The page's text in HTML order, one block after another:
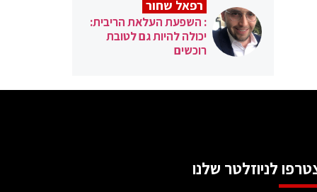
רפאל שחור
: השפעת העלאת הריבית:
יכולה להיות גם לטובת
רוכשים
לניוזלטר שלנו